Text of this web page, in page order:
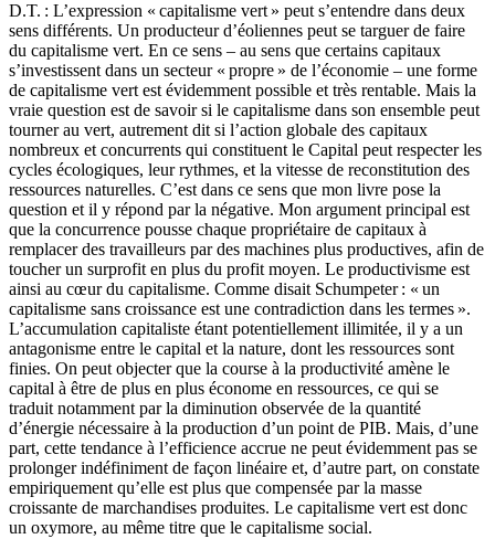
D.T. : L’expression « capitalisme vert » peut s’entendre dans deux
sens différents. Un producteur d’éoliennes peut se targuer de faire
du capitalisme vert. En ce sens – au sens que certains capitaux
s’investissent dans un secteur « propre » de l’économie – une forme
de capitalisme vert est évidemment possible et très rentable. Mais la
vraie question est de savoir si le capitalisme dans son ensemble peut
tourner au vert, autrement dit si l’action globale des capitaux
nombreux et concurrents qui constituent le Capital peut respecter les
cycles écologiques, leur rythmes, et la vitesse de reconstitution des
ressources naturelles. C’est dans ce sens que mon livre pose la
question et il y répond par la négative. Mon argument principal est
que la concurrence pousse chaque propriétaire de capitaux à
remplacer des travailleurs par des machines plus productives, afin de
toucher un surprofit en plus du profit moyen. Le productivisme est
ainsi au cœur du capitalisme. Comme disait Schumpeter : « un
capitalisme sans croissance est une contradiction dans les termes ».
L’accumulation capitaliste étant potentiellement illimitée, il y a un
antagonisme entre le capital et la nature, dont les ressources sont
finies. On peut objecter que la course à la productivité amène le
capital à être de plus en plus économe en ressources, ce qui se
traduit notamment par la diminution observée de la quantité
d’énergie nécessaire à la production d’un point de PIB. Mais, d’une
part, cette tendance à l’efficience accrue ne peut évidemment pas se
prolonger indéfiniment de façon linéaire et, d’autre part, on constate
empiriquement qu’elle est plus que compensée par la masse
croissante de marchandises produites. Le capitalisme vert est donc
un oxymore, au même titre que le capitalisme social.